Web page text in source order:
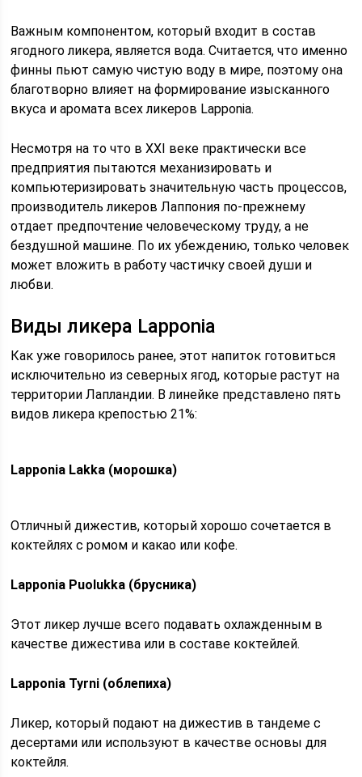
Важным компонентом, который входит в состав
ягодного ликера, является вода. Считается, что именно
финны пьют самую чистую воду в мире, поэтому она
благотворно влияет на формирование изысканного
вкуса и аромата всех ликеров Lapponia.
Несмотря на то что в XXI веке практически все
предприятия пытаются механизировать и
компьютеризировать значительную часть процессов,
производитель ликеров Лаппония по-прежнему
отдает предпочтение человеческому труду, а не
бездушной машине. По их убеждению, только человек
может вложить в работу частичку своей души и
любви.
Виды ликера Lapponia
Как уже говорилось ранее, этот напиток готовиться
исключительно из северных ягод, которые растут на
территории Лапландии. В линейке представлено пять
видов ликера крепостью 21%:
Lapponia Lakka (морошка)
Отличный дижестив, который хорошо сочетается в
коктейлях с ромом и какао или кофе.
Lapponia Puolukka (брусника)
Этот ликер лучше всего подавать охлажденным в
качестве дижестива или в составе коктейлей.
Lapponia Tyrni (облепиха)
Ликер, который подают на дижестив в тандеме с
десертами или используют в качестве основы для
коктейля.